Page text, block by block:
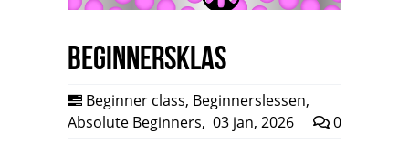
Beginnersklas
Beginner class, Beginnerslessen,
Absolute Beginners, 03 jan, 2026 0